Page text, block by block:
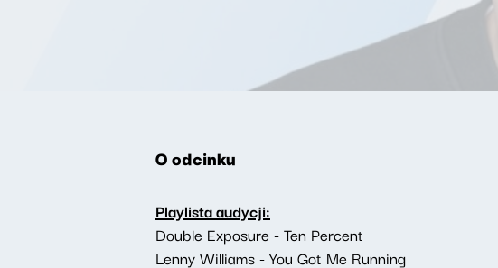
O odcinku
Playlista audycji:
Double Exposure - Ten Percent
Lenny Williams - You Got Me Running